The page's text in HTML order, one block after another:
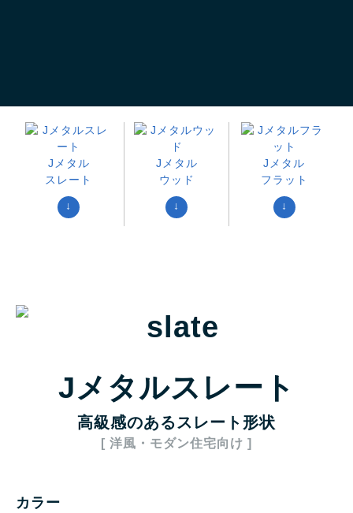
Jメタル
スレート
↓
Jメタル
ウッド
↓
Jメタル
フラット
↓
Jメタルスレート
高級感のあるスレート形状
[ 洋風・モダン住宅向け ]
カラー